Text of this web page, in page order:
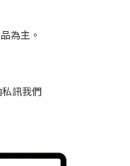
為主。
訊我們